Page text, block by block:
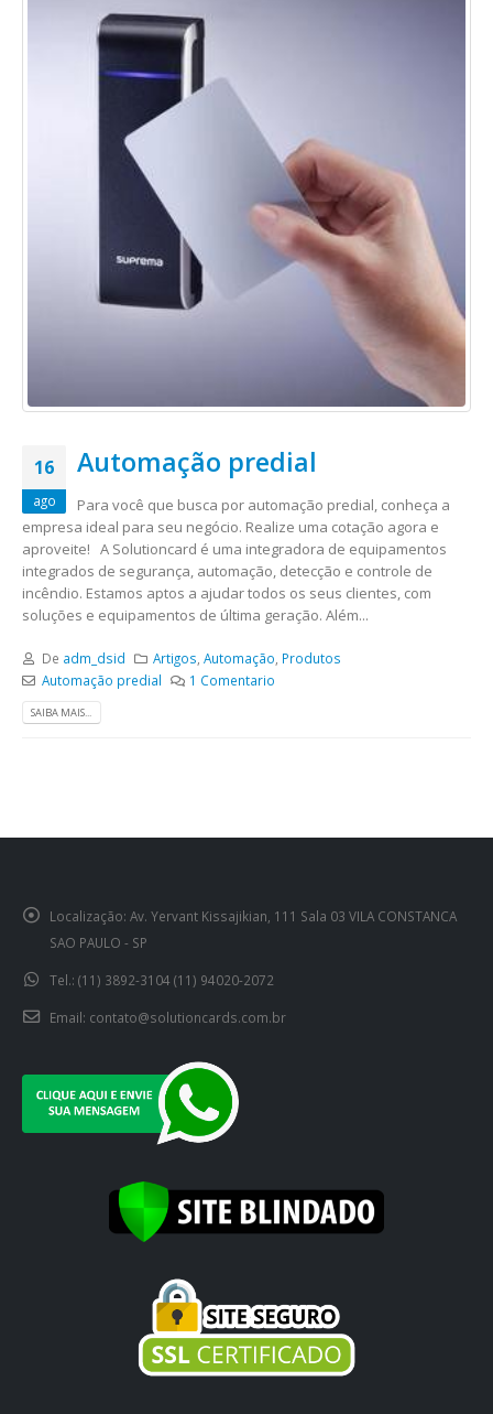
16
ago
Automação predial
Para você que busca por automação predial, conheça a
empresa ideal para seu negócio. Realize uma cotação agora e
aproveite! A Solutioncard é uma integradora de equipamentos
integrados de segurança, automação, detecção e controle de
incêndio. Estamos aptos a ajudar todos os seus clientes, com
soluções e equipamentos de última geração. Além...
De adm_dsid Artigos ,Automação Produtos
Automação predial
1 Comentario
SAIBA MAIS...
Localização: Av. Yervant Kissajikian, 111 Sala 03 VILA CONSTANCA
SAO PAULO - SP
Tel.: (11) 3892-3104 (11) 94020-2072
Email: contato@solutioncards.com.br